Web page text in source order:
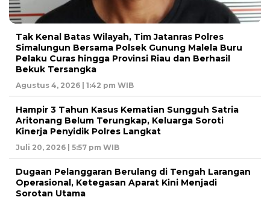
Tak Kenal Batas Wilayah, Tim Jatanras Polres
Simalungun Bersama Polsek Gunung Malela Buru
Pelaku Curas hingga Provinsi Riau dan Berhasil
Bekuk Tersangka
Agustus 4, 2026 | 1:42 pm WIB
Hampir 3 Tahun Kasus Kematian Sungguh Satria
Aritonang Belum Terungkap, Keluarga Soroti
Kinerja Penyidik Polres Langkat
Juli 20, 2026 | 5:57 pm WIB
Dugaan Pelanggaran Berulang di Tengah Larangan
Operasional, Ketegasan Aparat Kini Menjadi
Sorotan Utama